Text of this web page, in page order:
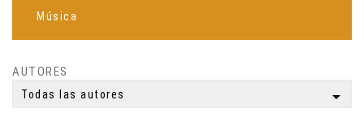
Música
Espiritualidad
Meditación
Yoga
AUTORES
Todas las autores arrow_drop_down